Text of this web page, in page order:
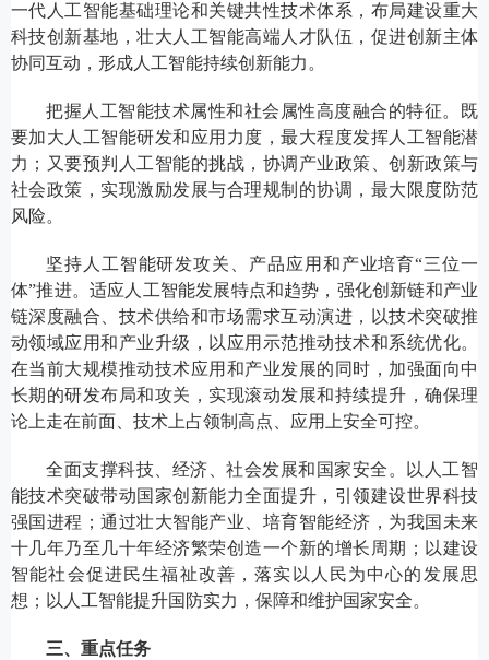
一代人工智能基础理论和关键共性技术体系，布局建设重大
科技创新基地，壮大人工智能高端人才队伍，促进创新主体
协同互动，形成人工智能持续创新能力。
把握人工智能技术属性和社会属性高度融合的特征。既
要加大人工智能研发和应用力度，最大程度发挥人工智能潜
力；又要预判人工智能的挑战，协调产业政策、创新政策与
社会政策，实现激励发展与合理规制的协调，最大限度防范
风险。
坚持人工智能研发攻关、产品应用和产业培育“三位一
体”推进。适应人工智能发展特点和趋势，强化创新链和产业
链深度融合、技术供给和市场需求互动演进，以技术突破推
动领域应用和产业升级，以应用示范推动技术和系统优化。
在当前大规模推动技术应用和产业发展的同时，加强面向中
长期的研发布局和攻关，实现滚动发展和持续提升，确保理
论上走在前面、技术上占领制高点、应用上安全可控。
全面支撑科技、经济、社会发展和国家安全。以人工智
能技术突破带动国家创新能力全面提升，引领建设世界科技
强国进程；通过壮大智能产业、培育智能经济，为我国未来
十几年乃至几十年经济繁荣创造一个新的增长周期；以建设
智能社会促进民生福祉改善，落实以人民为中心的发展思
想；以人工智能提升国防实力，保障和维护国家安全。
三、重点任务